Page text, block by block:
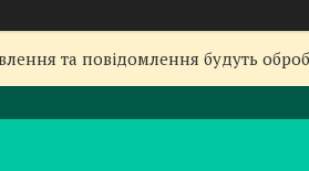
та повідомлення будуть